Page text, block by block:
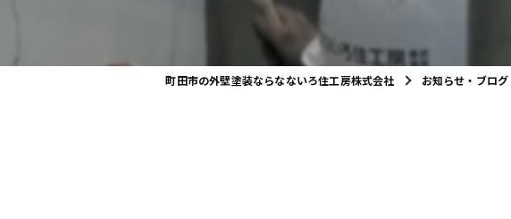
町田市の外壁塗装ならなないろ住工房株式会社 お知らせ・ブログ